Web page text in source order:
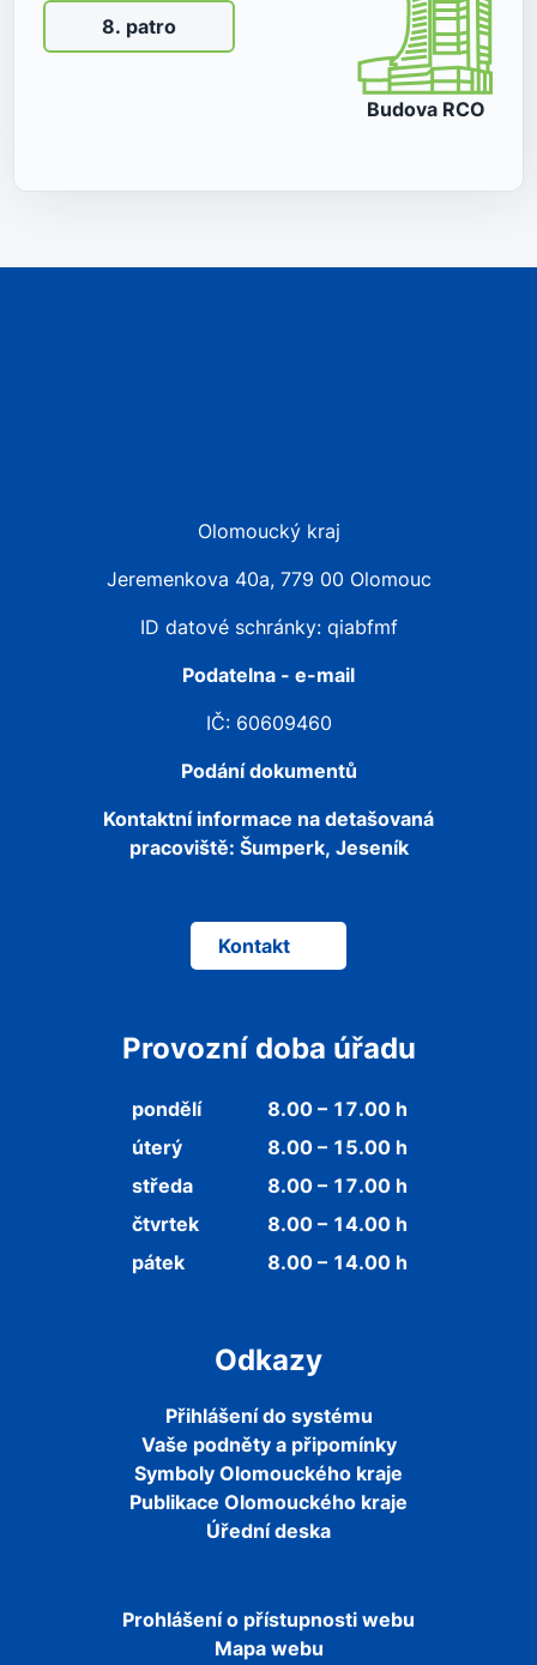
8. patro
Budova RCO
Olomoucký kraj
Jeremenkova 40a, 779 00 Olomouc
ID datové schránky: qiabfmf
Podatelna - e-mail
IČ: 60609460
Podání dokumentů
Kontaktní informace na detašovaná
pracoviště: Šumperk, Jeseník
Kontakt
Provozní doba úřadu
pondělí
8.00 – 17.00 h
úterý
8.00 – 15.00 h
středa
8.00 – 17.00 h
čtvrtek
8.00 – 14.00 h
pátek
8.00 – 14.00 h
Odkazy
Přihlášení do systému
Vaše podněty a připomínky
Symboly Olomouckého kraje
Publikace Olomouckého kraje
Úřední deska
Prohlášení o přístupnosti webu
Mapa webu